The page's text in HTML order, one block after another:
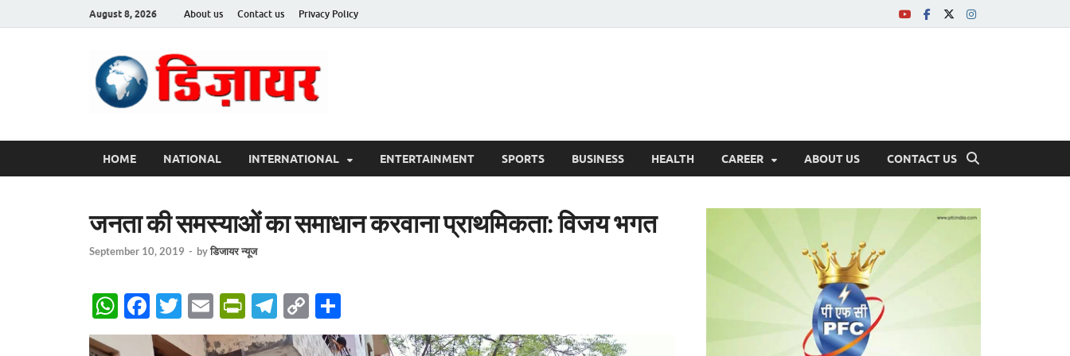
August 8, 2026 About us Contact us Privacy Policy
HOME NATIONAL INTERNATIONAL ENTERTAINMENT SPORTS BUSINESS HEALTH CAREER ABOUT US CONTACT US
जनता की समस्याओं का समाधान करवाना प्राथमिकता: विजय भगत
September 10, 2019 - byडिजायर न्यूज
W
h
F
ac
T
w
E
m
P
ri
T
el
C
o h